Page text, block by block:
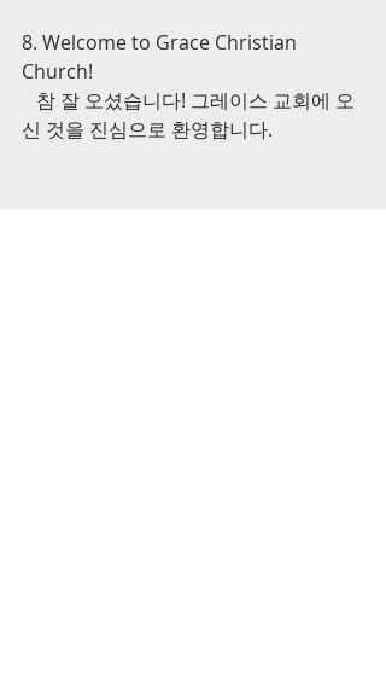
8. Welcome to Grace Christian
Church!
신 것을 진심으로 환영합니다.